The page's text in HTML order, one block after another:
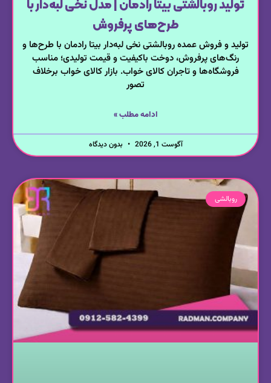
تولید روبالشتی بیتا رادمان | مدل نخی لبه‌دار با
طرح‌های پرفروش
تولید و فروش عمده روبالشتی نخی لبه‌دار بیتا رادمان با طرح‌ها و
رنگ‌های پرفروش، دوخت باکیفیت و قیمت تولیدی؛ مناسب
فروشگاه‌ها و تاجران کالای خواب. بازار کالای خواب برخلاف
تصور
ادامه مطلب »
آگوست 1, 2026 بدون دیدگاه
روبالشی